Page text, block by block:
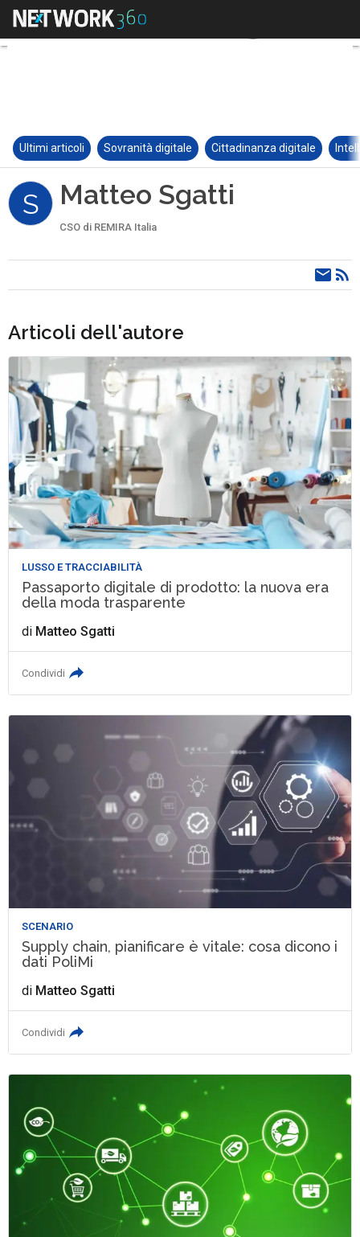
Ultimi articoli Sovranità digitale Cittadinanza digitale
S Matteo Sgatti
CSO di REMIRA Italia
Articoli dell'autore
LUSSO E TRACCIABILITÀ
Passaporto digitale di prodotto: la nuova era
della moda trasparente
di Matteo Sgatti
Condividi
SCENARIO
Supply chain, pianificare è vitale: cosa dicono i
dati PoliMi
di Matteo Sgatti
Condividi